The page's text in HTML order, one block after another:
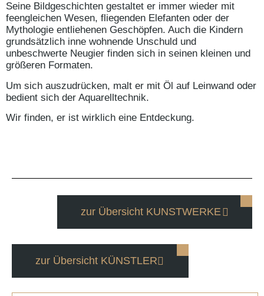
Seine Bildgeschichten gestaltet er immer wieder mit
feengleichen Wesen, fliegenden Elefanten oder der
Mythologie entliehenen Geschöpfen. Auch die Kindern
grundsätzlich inne wohnende Unschuld und
unbeschwerte Neugier finden sich in seinen kleinen und
größeren Formaten.
Um sich auszudrücken, malt er mit Öl auf Leinwand oder
bedient sich der Aquarelltechnik.
Wir finden, er ist wirklich eine Entdeckung.
zur Übersicht KUNSTWERKE
zur Übersicht KÜNSTLER